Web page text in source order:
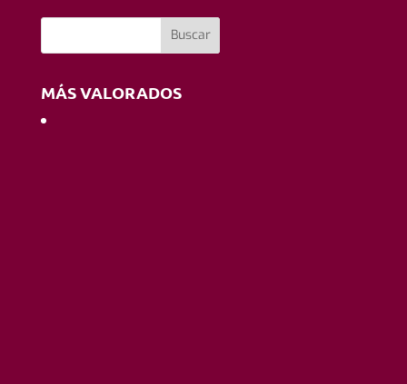
MÁS VALORADOS